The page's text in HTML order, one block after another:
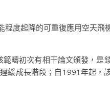
度起降的可重復應用空天飛
疇初次有相干論文頒發，是
緩成長階段；自1991年起，